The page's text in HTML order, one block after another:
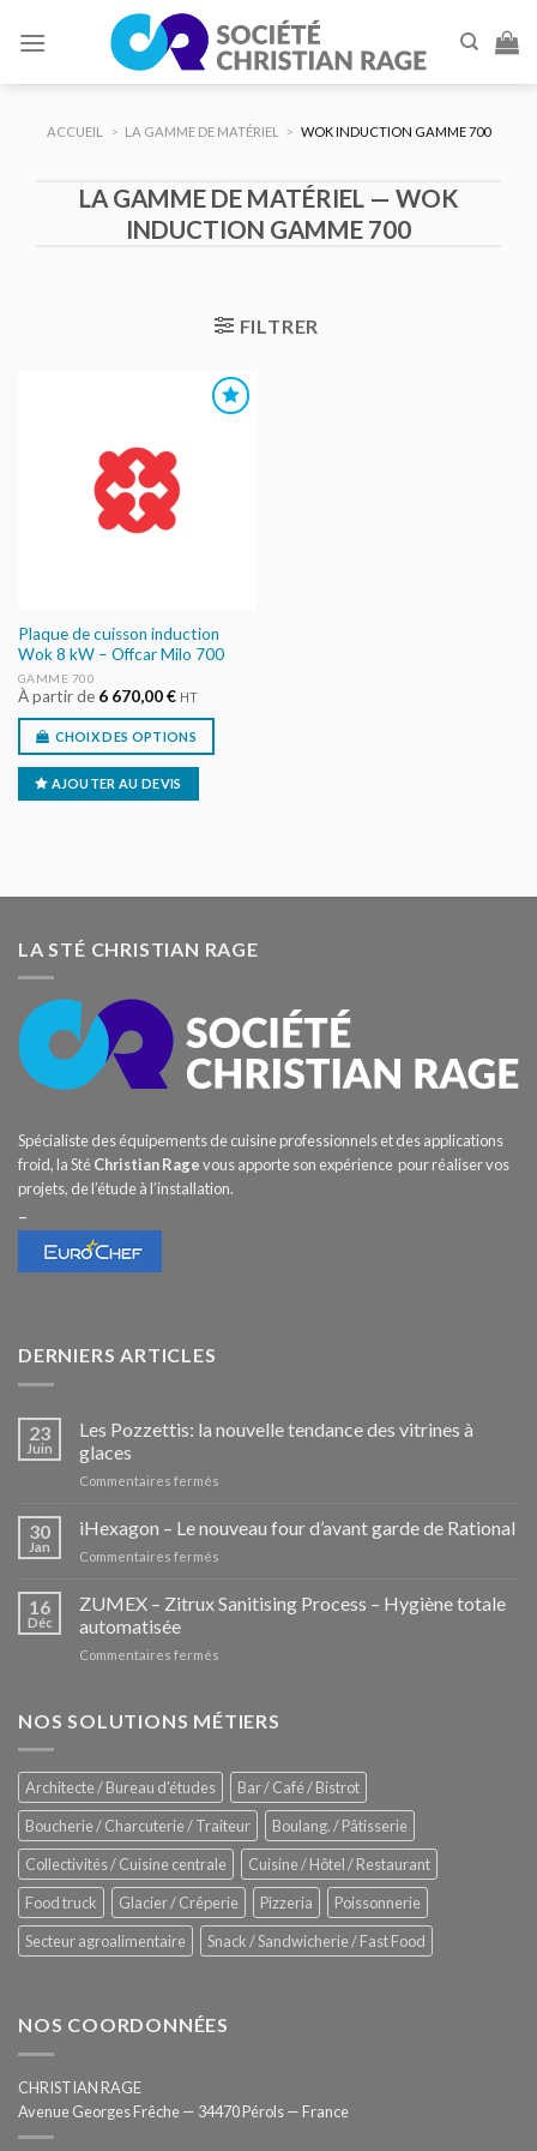
ACCUEIL > LA GAMME DE MATÉRIEL > WOK INDUCTION GAMME 700
LA GAMME DE MATÉRIEL — WOK
INDUCTION GAMME 700
FILTRER
AU DEVIS
Plaque de cuisson induction
Wok 8 kW – Offcar Milo 700
GAMME 700
À partir de 6 670,00€ HT
CHOIX DES OPTIONS
AJOUTER AU DEVIS
LA STÉ CHRISTIAN RAGE
Spécialiste des équipements de cuisine professionnels et des applications
froid, la StéChristian Ragevous apporte son expérience pour réaliser vos
projets, de l’étude à l’installation.
–
DERNIERS ARTICLES
23
Juin
Les Pozzettis: la nouvelle tendance des vitrines à
glaces
Commentaires fermés
Pozzettis:
la
des
30
Jan
iHexagon – Le nouveau four d’avant garde de Rational
Commentaires fermés
–
Le
de
16
Déc
ZUMEX – Zitrux Sanitising Process – Hygiène totale
automatisée
Commentaires fermés
Zitrux
–
Hygiène
totale
automatisée
NOS SOLUTIONS MÉTIERS
Architecte / Bureau d'études
Bar / Café / Bistrot
Boucherie / Charcuterie / Traiteur
Boulang. / Pâtisserie
Collectivités / Cuisine centrale
Cuisine / Hôtel / Restaurant
Food truck
Glacier / Crêperie Pizzeria
Poissonnerie
Secteur agroalimentaire
Snack / Sandwicherie / Fast Food
NOS COORDONNÉES
CHRISTIAN RAGE
Avenue Georges Frêche — 34470 Pérols — France